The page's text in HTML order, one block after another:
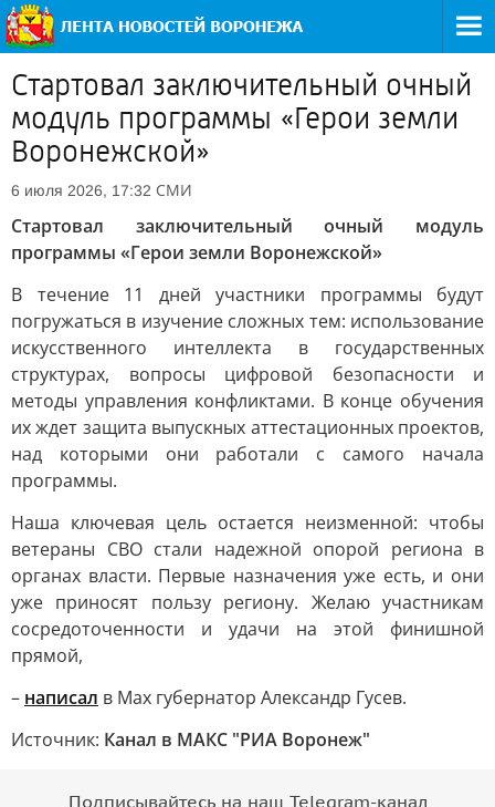
Стартовал заключительный очный
модуль программы «Герои земли
Воронежской»
6 июля 2026, 17:32 СМИ
Стартовал заключительный очный модуль
программы «Герои земли Воронежской»
В течение 11 дней участники программы будут
погружаться в изучение сложных тем: использование
искусственного интеллекта в государственных
структурах, вопросы цифровой безопасности и
методы управления конфликтами. В конце обучения
их ждет защита выпускных аттестационных проектов,
над которыми они работали с самого начала
программы.
Наша ключевая цель остается неизменной: чтобы
ветераны СВО стали надежной опорой региона в
органах власти. Первые назначения уже есть, и они
уже приносят пользу региону. Желаю участникам
сосредоточенности и удачи на этой финишной
прямой,
– написал в Мах губернатор Александр Гусев.
Источник: Канал в МАКС "РИА Воронеж"
Подписывайтесь на наш Telegram-канал